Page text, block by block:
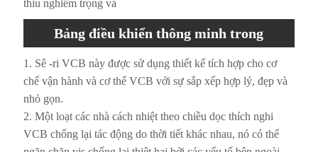
thỉu nghiêm trọng và
Bảng điều khiển thông minh trong
nhà 12kV Đặc điểm mạch chân không
1. Sê -ri VCB này được sử dụng thiết kế tích hợp cho cơ
chế vận hành và cơ thể VCB với sự sắp xếp hợp lý, đẹp và
nhỏ gọn.
2. Một loạt các nhà cách nhiệt theo chiều dọc thích nghi
VCB chống lại tác động do thời tiết khác nhau, nó có thể